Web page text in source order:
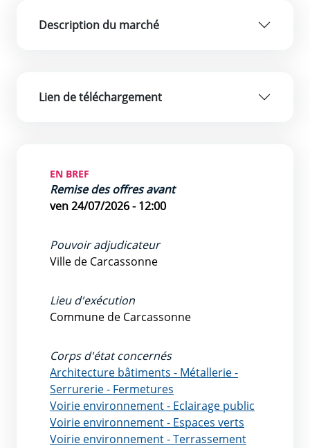
Description du marché
Lien de téléchargement
EN BREF
Remise des offres avant
ven 24/07/2026 - 12:00
Pouvoir adjudicateur
Ville de Carcassonne
Lieu d'exécution
Commune de Carcassonne
Corps d'état concernés
Architecture bâtiments - Métallerie -
Serrurerie - Fermetures
Voirie environnement - Eclairage public
Voirie environnement - Espaces verts
Voirie environnement - Terrassement